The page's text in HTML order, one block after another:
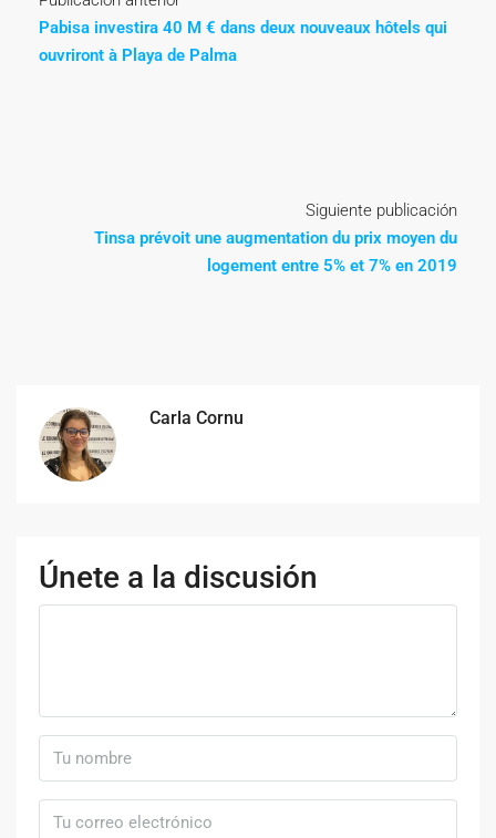
Pabisa investira 40 M € dans deux nouveaux hôtels qui
ouvriront à Playa de Palma
Siguiente publicación
Tinsa prévoit une augmentation du prix moyen du
logement entre 5% et 7% en 2019
Carla Cornu
Únete a la discusión